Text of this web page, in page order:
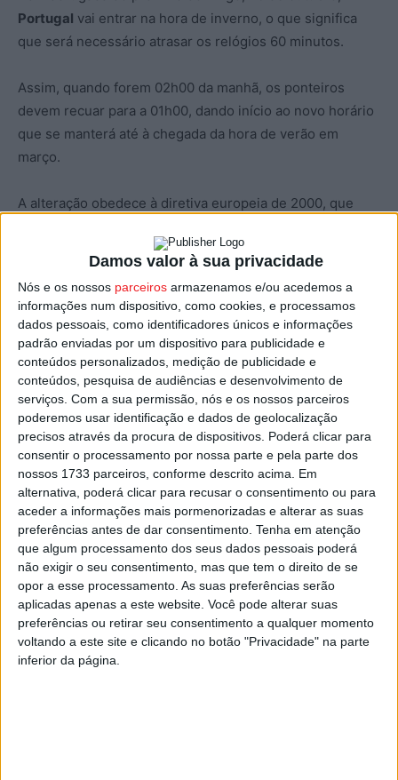
Damos valor à sua privacidade
Nós e os nossos parceiros armazenamos e/ou acedemos a
informações num dispositivo, como cookies, e processamos
dados pessoais, como identificadores únicos e informações
padrão enviadas por um dispositivo para publicidade e
conteúdos personalizados, medição de publicidade e
conteúdos, pesquisa de audiências e desenvolvimento de
serviços. Com a sua permissão, nós e os nossos parceiros
poderemos usar identificação e dados de geolocalização
precisos através da procura de dispositivos. Poderá clicar para
consentir o processamento por nossa parte e pela parte dos
nossos 1733 parceiros, conforme descrito acima. Em
alternativa, poderá clicar para recusar o consentimento ou para
aceder a informações mais pormenorizadas e alterar as suas
preferências antes de dar consentimento. Tenha em atenção
que algum processamento dos seus dados pessoais poderá
não exigir o seu consentimento, mas que tem o direito de se
opor a esse processamento. As suas preferências serão
aplicadas apenas a este website. Você pode alterar suas
preferências ou retirar seu consentimento a qualquer momento
voltando a este site e clicando no botão "Privacidade" na parte
inferior da página.
Portugal vai entrar na hora de inverno, o que significa
que será necessário atrasar os relógios 60 minutos.
Assim, quando forem 02h00 da manhã, os ponteiros
devem recuar para a 01h00, dando início ao novo horário
que se manterá até à chegada da hora de verão em
março.
A alteração obedece à diretiva europeia de 2000, que
relógios no último domingo de março e o atraso no último
domingo de outubro, marcando, respetivamente, o início
e o fim da hora de verão.
Esta e outras notícias para ouvir na Estação Diária – 96.8
FM ou emwww.968.fm
Pub
TAGS Mudança de hora
Artigo anterior
Futsal: Viseu 2001 recebe os
Próximo artigo